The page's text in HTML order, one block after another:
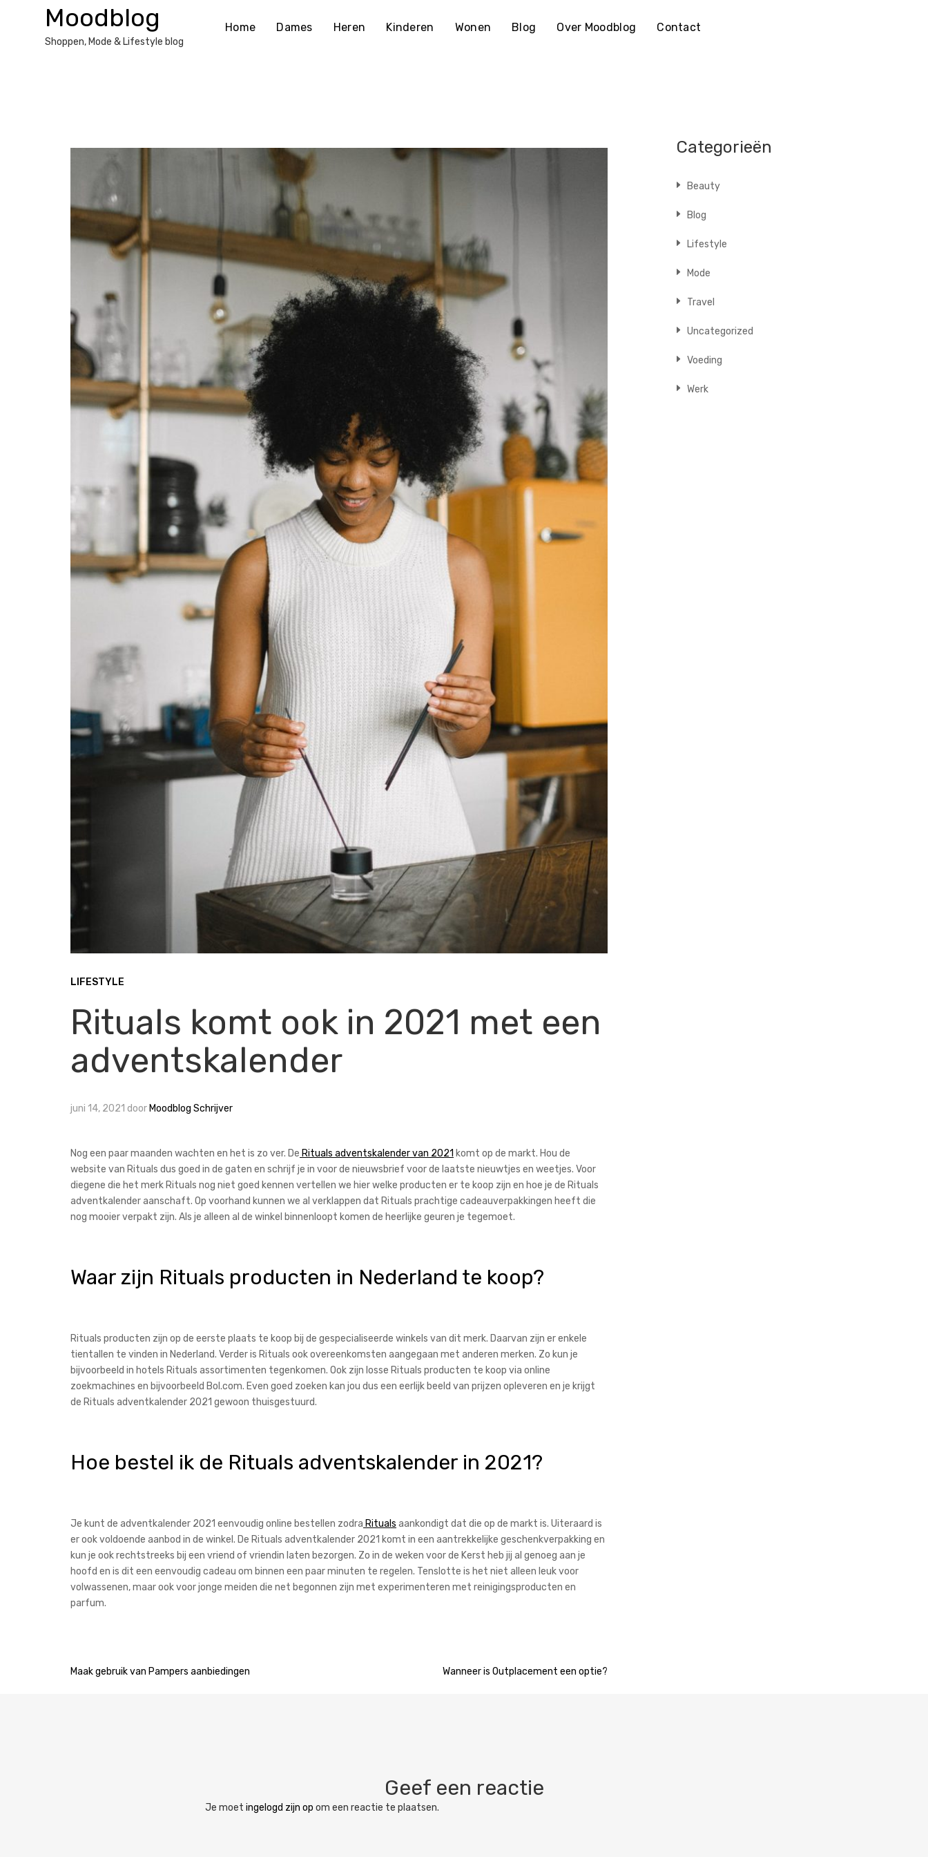
Moodblog
Shoppen, Mode & Lifestyle blog
Home Dames Heren Kinderen Wonen Blog Over Moodblog Contact
LIFESTYLE
Rituals komt ook in 2021 met een
adventskalender
juni 14, 2021 door Moodblog Schrijver
Nog een paar maanden wachten en het is zo ver. De Rituals adventskalender van 2021 komt op de markt. Hou de
website van Rituals dus goed in de gaten en schrijf je in voor de nieuwsbrief voor de laatste nieuwtjes en weetjes. Voor
diegene die het merk Rituals nog niet goed kennen vertellen we hier welke producten er te koop zijn en hoe je de Rituals
adventkalender aanschaft. Op voorhand kunnen we al verklappen dat Rituals prachtige cadeauverpakkingen heeft die
nog mooier verpakt zijn. Als je alleen al de winkel binnenloopt komen de heerlijke geuren je tegemoet.
Waar zijn Rituals producten in Nederland te koop?
Rituals producten zijn op de eerste plaats te koop bij de gespecialiseerde winkels van dit merk. Daarvan zijn er enkele
tientallen te vinden in Nederland. Verder is Rituals ook overeenkomsten aangegaan met anderen merken. Zo kun je
bijvoorbeeld in hotels Rituals assortimenten tegenkomen. Ook zijn losse Rituals producten te koop via online
zoekmachines en bijvoorbeeld Bol.com. Even goed zoeken kan jou dus een eerlijk beeld van prijzen opleveren en je krijgt
de Rituals adventkalender 2021 gewoon thuisgestuurd.
Hoe bestel ik de Rituals adventskalender in 2021?
Je kunt de adventkalender 2021 eenvoudig online bestellen zodra Rituals aankondigt dat die op de markt is. Uiteraard is
er ook voldoende aanbod in de winkel. De Rituals adventkalender 2021 komt in een aantrekkelijke geschenkverpakking en
kun je ook rechtstreeks bij een vriend of vriendin laten bezorgen. Zo in de weken voor de Kerst heb jij al genoeg aan je
hoofd en is dit een eenvoudig cadeau om binnen een paar minuten te regelen. Tenslotte is het niet alleen leuk voor
volwassenen, maar ook voor jonge meiden die net begonnen zijn met experimenteren met reinigingsproducten en
parfum.
Bericht
Maak gebruik van Pampers aanbiedingen Wanneer is Outplacement een optie?
Categorieën
Beauty
Blog
Lifestyle
Mode
Travel
Uncategorized
Voeding
Werk
Geef een reactie
Je moet ingelogd zijn op om een reactie te plaatsen.